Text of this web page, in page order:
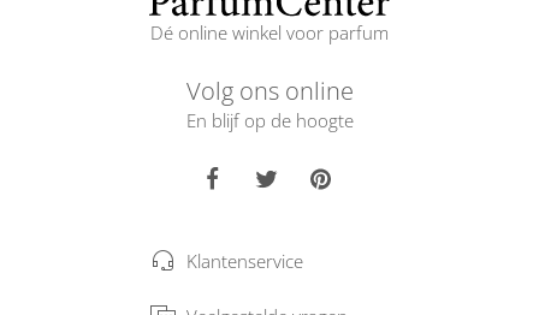
Dé online winkel voor parfum
Volg ons online
En blijf op de hoogte
Klantenservice